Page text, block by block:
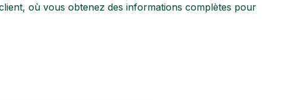
où vous obtenez des informations complètes pour